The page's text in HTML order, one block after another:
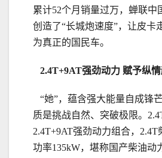
累计52个月销量过万，蝉联中
创造了“长城炮速度”，让皮卡
为真正的国民车。
2.4T+9AT强劲动力 赋予纵
“她”，蕴含强大能量自成锋
质是挑战自然、突破极限。
2.4T+9AT强劲动力组合，
功率135kW，堪称国产柴油动